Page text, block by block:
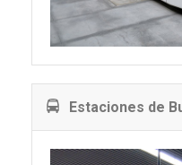
Estaciones de